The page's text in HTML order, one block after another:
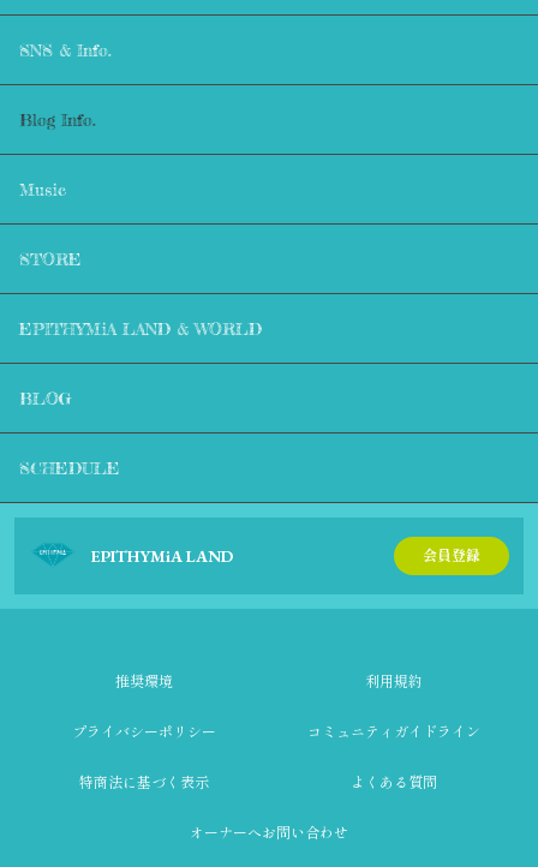
SNS & Info.
Blog Info.
Music
STORE
EPITHYMiA LAND & WORLD
BLOG
SCHEDULE
EPITHYMiA LAND 会員登録
推奨環境 利用規約
プライバシーポリシー コミュニティガイドライン
特商法に基づく表示 よくある質問
オーナーへお問い合わせ